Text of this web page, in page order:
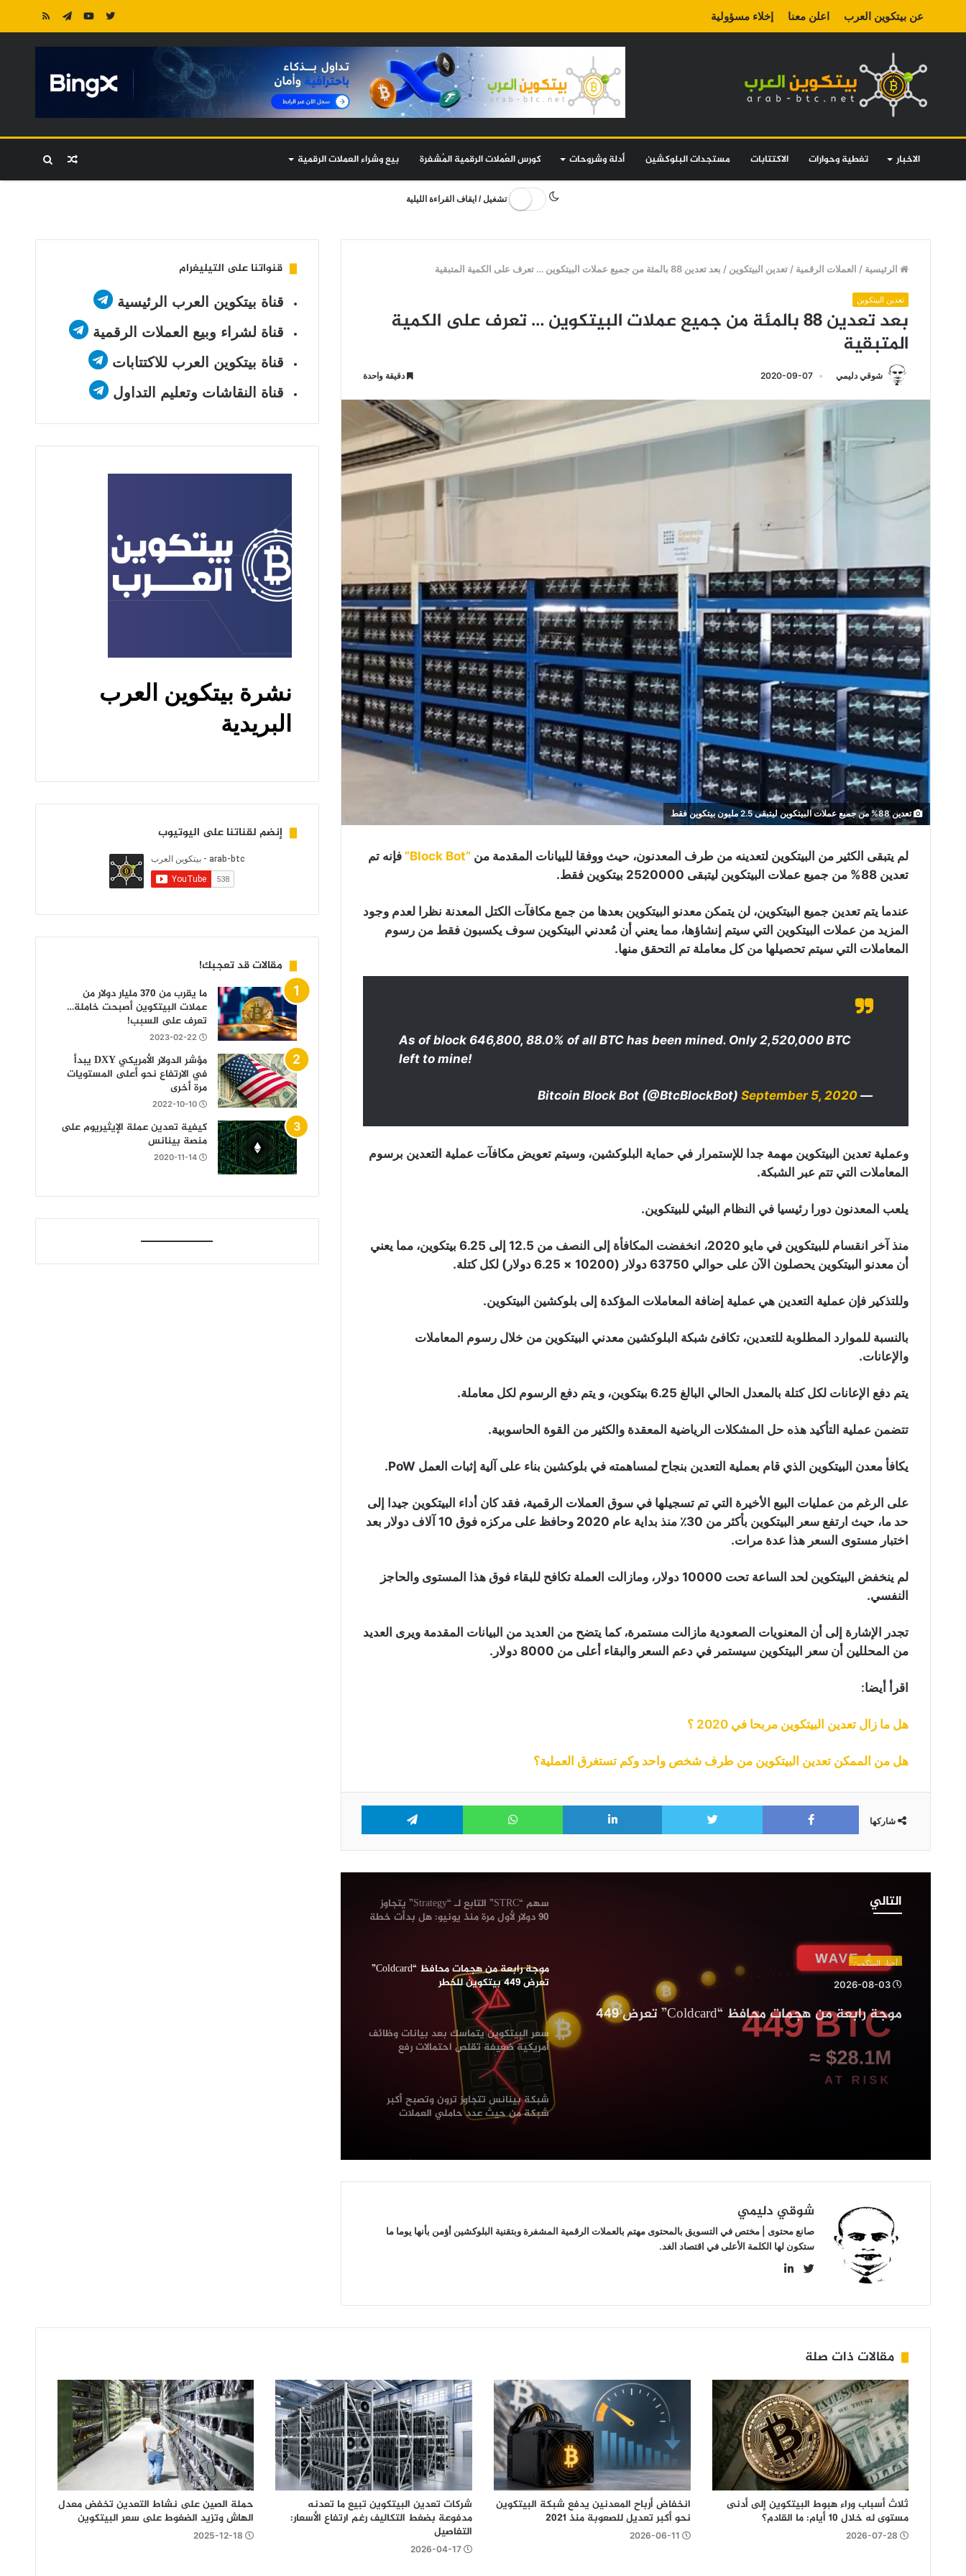
عن بيتكوين العرب اعلن معنا إخلاء مسؤولية
الاخبار تغطية وحوارات الاكتتابات مستجدات البلوكشين أدلة وشروحات كورس العُملات الرقمية المُشفرة بيع وشراء العملات الرقمية بحث مقال
تشغيل / ايقاف القراءة الليلية
الرئيسية / العملات الرقمية / تعدين البيتكوين / بعد تعدين 88 بالمئة من جميع عملات البيتكوين … تعرف على الكمية المتبقية
تعدين البيتكوين
بعد تعدين 88 بالمئة من جميع عملات البيتكوين … تعرف على الكمية
المتبقية
شوقي دليمي 2020-09-07 دقيقة واحدة
تعدين 88% من جميع عملات البيتكوين ليتبقى 2.5 مليون بيتكوين فقط
لم يتبقى الكثير من البيتكوين لتعدينه من طرف المعدنون، حيث ووفقا للبيانات المقدمة من “Block Bot”
فإنه تم
تعدين 88% من جميع عملات البيتكوين ليتبقى 2520000 بيتكوين فقط.
عندما يتم تعدين جميع البيتكوين، لن يتمكن معدنو البيتكوين بعدها من جمع مكافآت الكتل المعدنة نظرا لعدم وجود
المزيد من عملات البيتكوين التي سيتم إنشاؤها، مما يعني أن مُعدني البيتكوين سوف يكسبون فقط من رسوم
المعاملات التي سيتم تحصيلها من كل معاملة تم التحقق منها.
As of block 646,800, 88.0% of all BTC has been mined. Only 2,520,000 BTC
left to mine!
— Bitcoin Block Bot (@BtcBlockBot)
September 5, 2020
وعملية تعدين البيتكوين مهمة جدا للإستمرار في حماية البلوكشين، وسيتم تعويض مكافآت عملية التعدين برسوم
المعاملات التي تتم عبر الشبكة.
يلعب المعدنون دورا رئيسيا في النظام البيئي للبيتكوين.
منذ آخر انقسام للبيتكوين في مايو 2020، انخفضت المكافأة إلى النصف من 12.5 إلى 6.25 بيتكوين، مما يعني
أن معدنو البيتكوين يحصلون الآن على حوالي 63750 دولار (10200 × 6.25 دولار) لكل كتلة.
وللتذكير فإن عملية التعدين هي عملية إضافة المعاملات المؤكدة إلى بلوكشين البيتكوين.
بالنسبة للموارد المطلوبة للتعدين، تكافئ شبكة البلوكشين معدني البيتكوين من خلال رسوم المعاملات
والإعانات.
يتم دفع الإعانات لكل كتلة بالمعدل الحالي البالغ 6.25 بيتكوين، و يتم دفع الرسوم لكل معاملة.
تتضمن عملية التأكيد هذه حل المشكلات الرياضية المعقدة والكثير من القوة الحاسوبية.
يكافأ معدن البيتكوين الذي قام بعملية التعدين بنجاح لمساهمته في بلوكشين بناء على آلية إثبات العمل PoW.
على الرغم من عمليات البيع الأخيرة التي تم تسجيلها في سوق العملات الرقمية، فقد كان أداء البيتكوين جيدا إلى
حد ما، حيث ارتفع سعر البيتكوين بأكثر من 30٪ منذ بداية عام 2020 وحافظ على مركزه فوق 10 آلاف دولار بعد
اختبار مستوى السعر هذا عدة مرات.
لم ينخفض البيتكوين لحد الساعة تحت 10000 دولار، ومازالت العملة تكافح للبقاء فوق هذا المستوى والحاجز
النفسي.
تجدر الإشارة إلى أن المعنويات الصعودية مازالت مستمرة، كما يتضح من العديد من البيانات المقدمة ويرى العديد
من المحللين أن سعر البيتكوين سيستمر في دعم السعر والبقاء أعلى من 8000 دولار.
اقرأ أيضا:
هل ما زال تعدين البيتكوين مربحا في 2020 ؟
هل من الممكن تعدين البيتكوين من طرف شخص واحد وكم تستغرق العملية؟
شاركها
Facebook
Twitter
LinkedIn
WhatsApp
Telegram
التالي
“Coldcard”
أخبار البيتكوين
2026-08-03
موجة رابعة من هجمات محافظ “Coldcard” تعرض 449
بيتكوين للخطر
أمريكية ضعيفة تقلص احتمالات رفع
شبكة من حيث عدد حاملي العملات
الرقمية المستقرة
معدنو البيتكوين يعودون للبيع: شركة
“MARA” و”Riot” تحولان 581 بيتكوين إلى
سهم “STRC” التابع لـ “Strategy” يتجاوز
90 دولار لأول مرة منذ يونيو: هل بدأت خطة
موجة رابعة من هجمات محافظ “Coldcard”
تعرض 449 بيتكوين للخطر
معدنو البيتكوين يعودون للبيع: شركة
“MARA” و”Riot” تحولان 581 بيتكوين إلى
سهم “STRC” التابع لـ “Strategy” يتجاوز
90 دولار لأول مرة منذ يونيو: هل بدأت خطة
موجة رابعة من هجمات محافظ “Coldcard”
تعرض 449 بيتكوين للخطر
سعر البيتكوين يتماسك بعد بيانات وظائف
أمريكية ضعيفة تقلص احتمالات رفع
الفائدة في شهر سبتمبر
شبكة بينانس تتجاوز ترون وتصبح أكبر
شبكة من حيث عدد حاملي العملات
الرقمية المستقرة
معدنو البيتكوين يعودون للبيع: شركة
“MARA” و”Riot” تحولان 581 بيتكوين إلى
سهم “STRC” التابع لـ “Strategy” يتجاوز
تعرض 449 بيتكوين للخطر
شوقي دليمي
صانع محتوى | مختص في التسويق بالمحتوى مهتم بالعملات الرقمية المشفرة وبتقنية البلوكشين أؤمن بأنها يوما ما
ستكون لها الكلمة الأعلى في اقتصاد الغد.
قنواتنا على التيليغرام
قناة بيتكوين العرب الرئيسية
قناة لشراء وبيع العملات الرقمية
قناة بيتكوين العرب للاكتتابات
قناة النقاشات وتعليم التداول
إنضم لقناتنا على اليوتيوب
مقالات قد تعجبك!
ما يقرب من 370 مليار دولار من
عملات البيتكوين أصبحت خاملة…
تعرف على السبب!
2023-02-22
مؤشر الدولار الأمريكي DXY يبدأ
في الارتفاع نحو أعلى المستويات
مرة أخرى
2022-10-10
كيفية تعدين عملة الإيثيريوم على
منصة بينانس
2020-11-14
مقالات ذات صلة
ثلاث أسباب وراء هبوط البيتكوين إلى أدنى
مستوى له خلال 10 أيام: ما القادم؟
2026-07-28
انخفاض أرباح المعدنين يدفع شبكة البيتكوين
نحو أكبر تعديل للصعوبة منذ 2021
2026-06-11
شركات تعدين البيتكوين تبيع ما تعدنه
مدفوعة بضغط التكاليف رغم ارتفاع الأسعار:
التفاصيل
2026-04-17
حملة الصين على نشاط التعدين تخفض معدل
الهاش وتزيد الضغوط على سعر البيتكوين
2025-12-18